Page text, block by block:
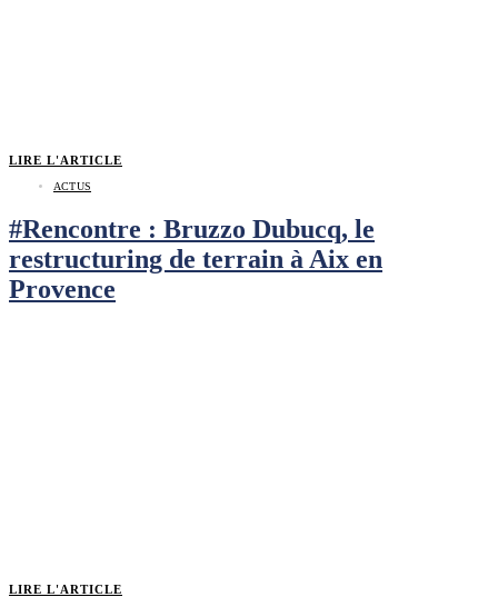
LIRE L'ARTICLE
ACTUS
#Rencontre : Bruzzo Dubucq, le
restructuring de terrain à Aix en
Provence
LIRE L'ARTICLE